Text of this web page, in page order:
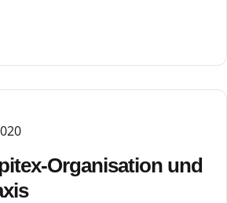
Organisation und